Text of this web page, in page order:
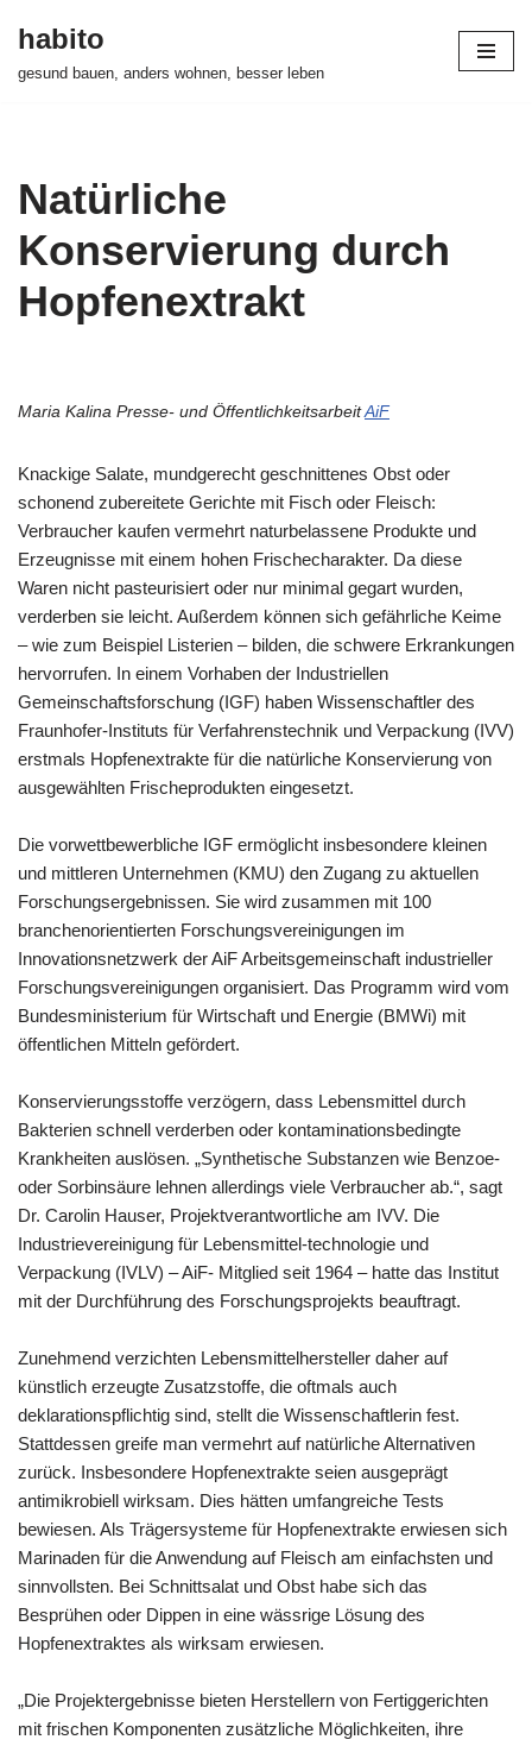
habito
gesund bauen, anders wohnen, besser leben
Natürliche
Konservierung durch
Hopfenextrakt
Maria Kalina Presse- und ÖffentlichkeitsarbeitAiF
Knackige Salate, mundgerecht geschnittenes Obst oder
schonend zubereitete Gerichte mit Fisch oder Fleisch:
Verbraucher kaufen vermehrt naturbelassene Produkte und
Erzeugnisse mit einem hohen Frischecharakter. Da diese
Waren nicht pasteurisiert oder nur minimal gegart wurden,
verderben sie leicht. Außerdem können sich gefährliche Keime
– wie zum Beispiel Listerien – bilden, die schwere Erkrankungen
hervorrufen. In einem Vorhaben der Industriellen
Gemeinschaftsforschung (IGF) haben Wissenschaftler des
Fraunhofer-Instituts für Verfahrenstechnik und Verpackung (IVV)
erstmals Hopfenextrakte für die natürliche Konservierung von
ausgewählten Frischeprodukten eingesetzt.
Die vorwettbewerbliche IGF ermöglicht insbesondere kleinen
und mittleren Unternehmen (KMU) den Zugang zu aktuellen
Forschungsergebnissen. Sie wird zusammen mit 100
branchenorientierten Forschungsvereinigungen im
Innovationsnetzwerk der AiF Arbeitsgemeinschaft industrieller
Forschungsvereinigungen organisiert. Das Programm wird vom
Bundesministerium für Wirtschaft und Energie (BMWi) mit
öffentlichen Mitteln gefördert.
Konservierungsstoffe verzögern, dass Lebensmittel durch
Bakterien schnell verderben oder kontaminationsbedingte
Krankheiten auslösen. „Synthetische Substanzen wie Benzoe-
oder Sorbinsäure lehnen allerdings viele Verbraucher ab.“, sagt
Dr. Carolin Hauser, Projektverantwortliche am IVV. Die
Industrievereinigung für Lebensmittel-technologie und
Verpackung (IVLV) – AiF- Mitglied seit 1964 – hatte das Institut
mit der Durchführung des Forschungsprojekts beauftragt.
Zunehmend verzichten Lebensmittelhersteller daher auf
künstlich erzeugte Zusatzstoffe, die oftmals auch
deklarationspflichtig sind, stellt die Wissenschaftlerin fest.
Stattdessen greife man vermehrt auf natürliche Alternativen
zurück. Insbesondere Hopfenextrakte seien ausgeprägt
antimikrobiell wirksam. Dies hätten umfangreiche Tests
bewiesen. Als Trägersysteme für Hopfenextrakte erwiesen sich
Marinaden für die Anwendung auf Fleisch am einfachsten und
sinnvollsten. Bei Schnittsalat und Obst habe sich das
Besprühen oder Dippen in eine wässrige Lösung des
Hopfenextraktes als wirksam erwiesen.
„Die Projektergebnisse bieten Herstellern von Fertiggerichten
mit frischen Komponenten zusätzliche Möglichkeiten, ihre